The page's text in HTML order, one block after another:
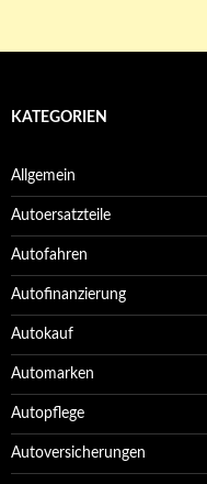
KATEGORIEN
Allgemein
Autoersatzteile
Autofahren
Autofinanzierung
Autokauf
Automarken
Autopflege
Autoversicherungen